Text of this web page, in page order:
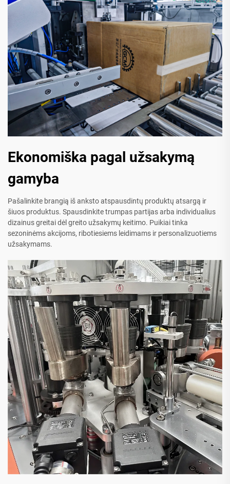
Ekonomiška pagal užsakymą
gamyba
Pašalinkite brangią iš anksto atspausdintų produktų atsargą ir
šiuos produktus. Spausdinkite trumpas partijas arba individualius
dizainus greitai dėl greito užsakymų keitimo. Puikiai tinka
sezoninėms akcijoms, ribotiesiems leidimams ir personalizuotiems
užsakymams.